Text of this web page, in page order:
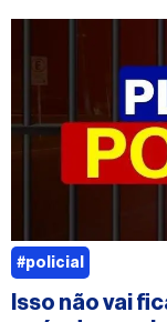
Isso não vai
#policial